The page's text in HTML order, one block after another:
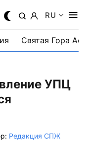
RU
Святая Гора
УПЦ
Редакция СПЖ